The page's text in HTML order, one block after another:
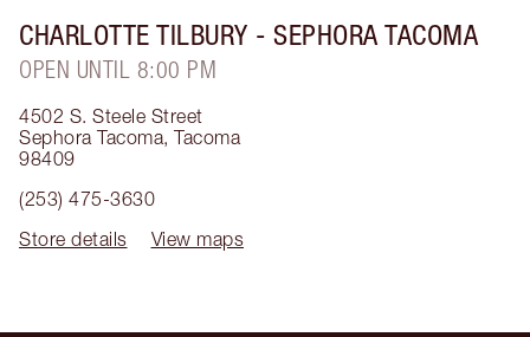
CHARLOTTE TILBURY - SEPHORA TACOMA
OPEN UNTIL 8:00 PM
4502 S. Steele Street
Sephora Tacoma, Tacoma
98409
(253) 475-3630
Store details
View maps